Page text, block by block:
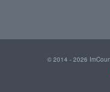
© 2014 - 2026